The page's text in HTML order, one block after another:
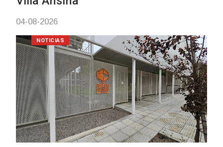
Siniestro laboral con tiernizadora
de carne
01-08-2026